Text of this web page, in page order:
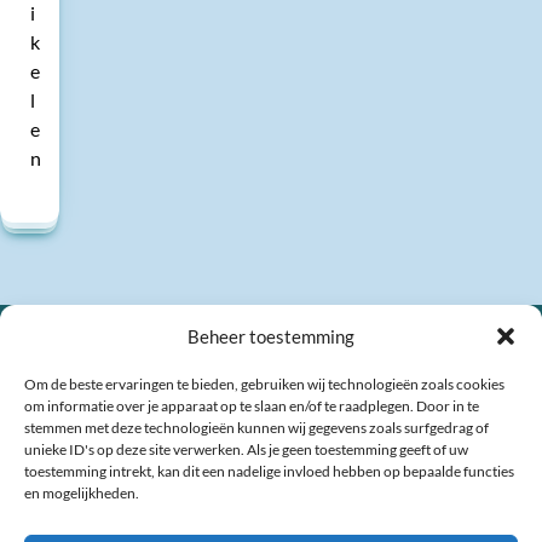
Beheer toestemming
Om de beste ervaringen te bieden, gebruiken wij technologieën zoals cookies
om informatie over je apparaat op te slaan en/of te raadplegen. Door in te
stemmen met deze technologieën kunnen wij gegevens zoals surfgedrag of
unieke ID's op deze site verwerken. Als je geen toestemming geeft of uw
toestemming intrekt, kan dit een nadelige invloed hebben op bepaalde functies
en mogelijkheden.
i
k
e
l
e
n
Veel gestelde vragen